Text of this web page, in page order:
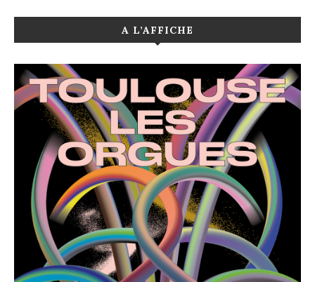
A L’AFFICHE